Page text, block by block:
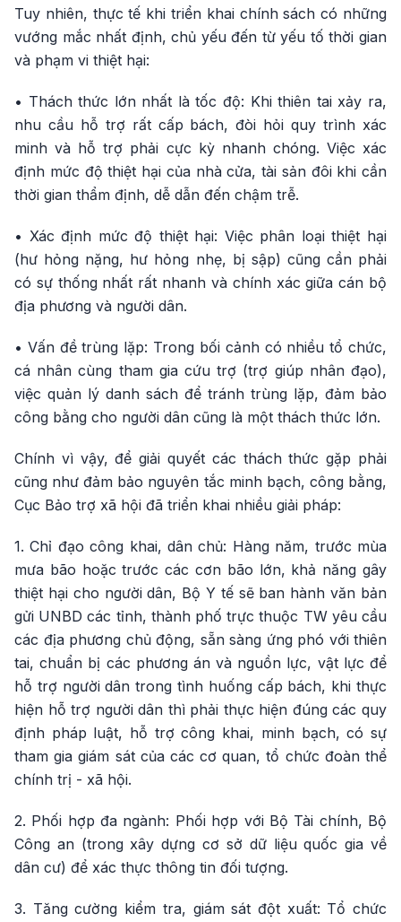
Tuy nhiên, thực tế khi triển khai chính sách có những
vướng mắc nhất định, chủ yếu đến từ yếu tố thời gian
và phạm vi thiệt hại:
• Thách thức lớn nhất là tốc độ: Khi thiên tai xảy ra,
nhu cầu hỗ trợ rất cấp bách, đòi hỏi quy trình xác
minh và hỗ trợ phải cực kỳ nhanh chóng. Việc xác
định mức độ thiệt hại của nhà cửa, tài sản đôi khi cần
thời gian thẩm định, dễ dẫn đến chậm trễ.
• Xác định mức độ thiệt hại: Việc phân loại thiệt hại
(hư hỏng nặng, hư hỏng nhẹ, bị sập) cũng cần phải
có sự thống nhất rất nhanh và chính xác giữa cán bộ
địa phương và người dân.
• Vấn đề trùng lặp: Trong bối cảnh có nhiều tổ chức,
cá nhân cùng tham gia cứu trợ (trợ giúp nhân đạo),
việc quản lý danh sách để tránh trùng lặp, đảm bảo
công bằng cho người dân cũng là một thách thức lớn.
Chính vì vậy, để giải quyết các thách thức gặp phải
cũng như đảm bảo nguyên tắc minh bạch, công bằng,
Cục Bảo trợ xã hội đã triển khai nhiều giải pháp:
1. Chỉ đạo công khai, dân chủ: Hàng năm, trước mùa
mưa bão hoặc trước các cơn bão lớn, khả năng gây
thiệt hại cho người dân, Bộ Y tế sẽ ban hành văn bản
gửi UNBD các tỉnh, thành phố trực thuộc TW yêu cầu
các địa phương chủ động, sẵn sàng ứng phó với thiên
tai, chuẩn bị các phương án và nguồn lực, vật lực để
hỗ trợ người dân trong tình huống cấp bách, khi thực
hiện hỗ trợ người dân thì phải thực hiện đúng các quy
định pháp luật, hỗ trợ công khai, minh bạch, có sự
tham gia giám sát của các cơ quan, tổ chức đoàn thể
chính trị - xã hội.
2. Phối hợp đa ngành: Phối hợp với Bộ Tài chính, Bộ
Công an (trong xây dựng cơ sở dữ liệu quốc gia về
dân cư) để xác thực thông tin đối tượng.
3. Tăng cường kiểm tra, giám sát đột xuất: Tổ chức